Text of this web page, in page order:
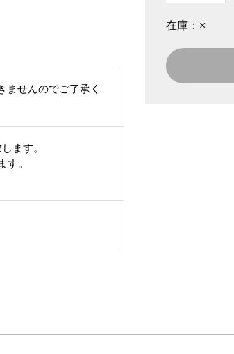
ませんのでご了承く
ます。
す。
在庫： ×